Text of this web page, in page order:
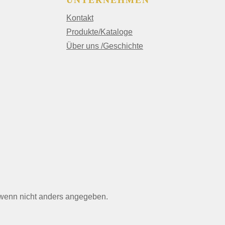
Kontakt
Produkte/Kataloge
Über uns /Geschichte
nicht anders angegeben.